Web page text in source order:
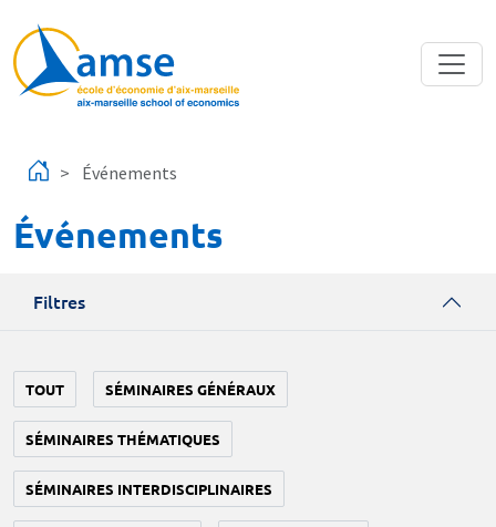
Événements
Événements
Filtres
TOUT SÉMINAIRES GÉNÉRAUX
SÉMINAIRES THÉMATIQUES
SÉMINAIRES INTERDISCIPLINAIRES